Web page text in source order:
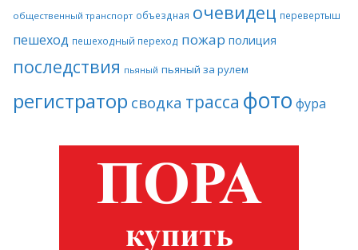
общественный транспорт объездная очевидец перевертыш
пешеход пешеходный переход пожар полиция
последствия пьяный пьяный за рулем
регистратор сводка трасса фото фура